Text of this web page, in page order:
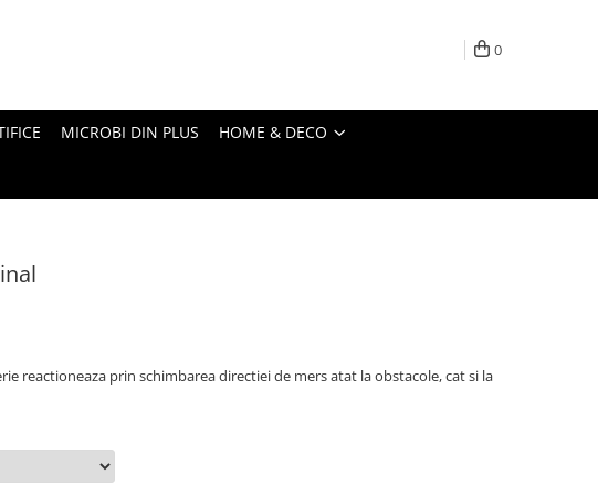
0
MICROBI DIN PLUS HOME & DECO
reactioneaza prin schimbarea directiei de mers atat la obstacole, cat si la